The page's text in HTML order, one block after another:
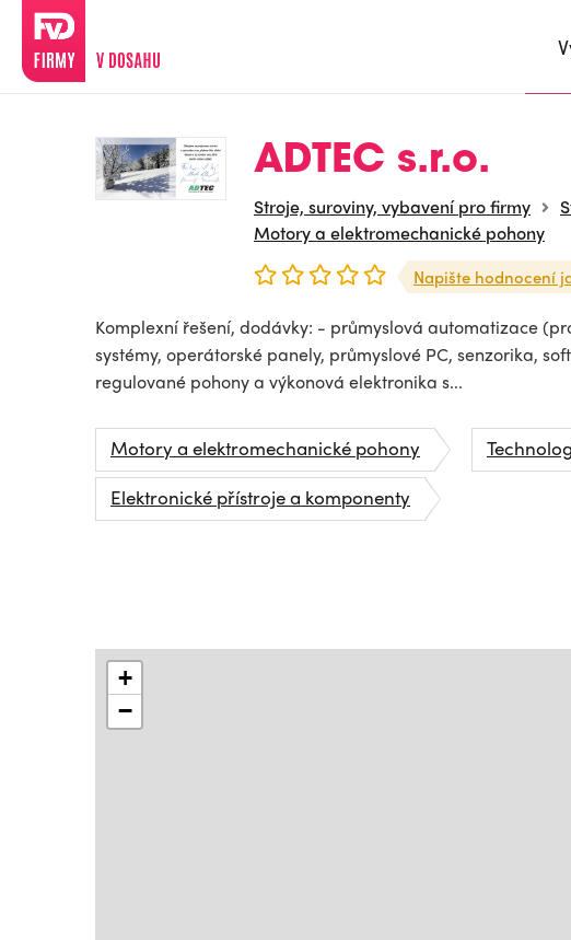
ADTEC s.r.o.
Stroje, suroviny, vybavení pro firmy
Motory a elektromechanické pohony
Napište hodnocení
Komplexní řešení, dodávky: - průmyslová automatizace
systémy, operátorské panely, průmyslové PC, senzorika,
regulované pohony a výkonová elektronika s...
Motory a elektromechanické pohony
Elektronické přístroje a komponenty
+
−